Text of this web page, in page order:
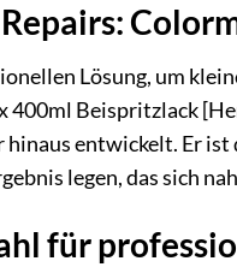
Lösung, um
400ml Beispritzlack
entwickelt. Er
legen, das sich
für